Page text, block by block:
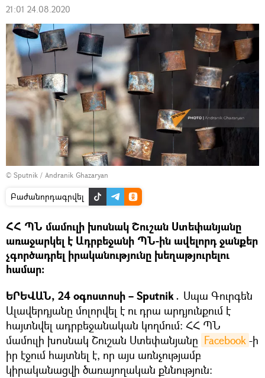
21:01 24.08.2020
© Sputnik / Andranik Ghazaryan
Բաժանորդագրվել
ՀՀ ՊՆ մամուլի խոսնակ Շուշան Ստեփանյանը
առաջարկել է Ադրբեջանի ՊՆ-ին ավելորդ ջանքեր
չգործադրել իրականությունը խեղաթյուրելու
համար:
ԵՐԵՎԱՆ, 24 օգոստոսի – Sputnik․ Սպա Գուրգեն
Ալավերդյանը մոլորվել է ու դրա արդյունքում է
հայտնվել ադրբեջանական կողմում: ՀՀ ՊՆ
մամուլի խոսնակ Շուշան Ստեփանյանը Facebook -ի
իր էջում հայտնել է, որ այս առնչությամբ
կիրականացվի ծառայողական քննություն: